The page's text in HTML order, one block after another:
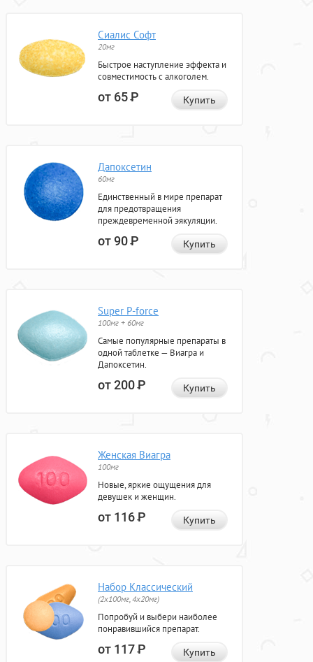
Сиалис Софт
20мг
Быстрое наступление эффекта и
совместимость с алкоголем.
от 65Р Купить
Дапоксетин
60мг
Единственный в мире препарат
для предотвращения
преждевременной эякуляции.
от 90Р Купить
Super P-force
100мг + 60мг
Самые популярные препараты в
одной таблетке — Виагра и
Дапоксетин.
от 200Р Купить
Женская Виагра
100мг
Новые, яркие ощущения для
девушек и женщин.
от 116Р Купить
Набор Классический
(2x100мг, 4x20мг)
Попробуй и выбери наиболее
понравившийся препарат.
от 117Р Купить